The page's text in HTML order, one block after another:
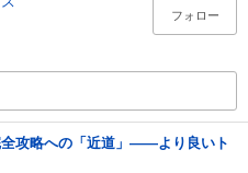
フォロー
攻略への「近道」――より良いト